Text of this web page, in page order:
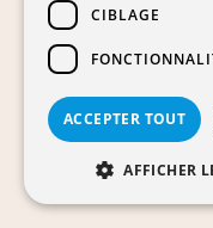
369CIBLAGE
ACCEPTER TOUT
AFFICHER